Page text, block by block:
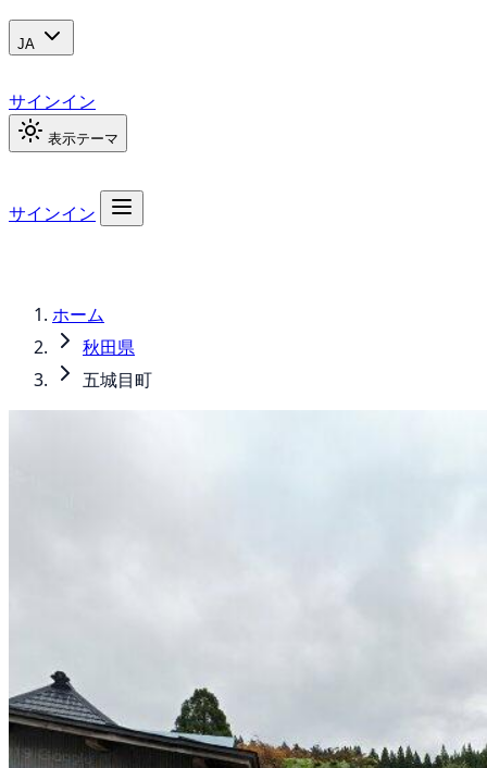
JA
サインイン
表示テーマ
サインイン
ホーム
秋田県
五城目町